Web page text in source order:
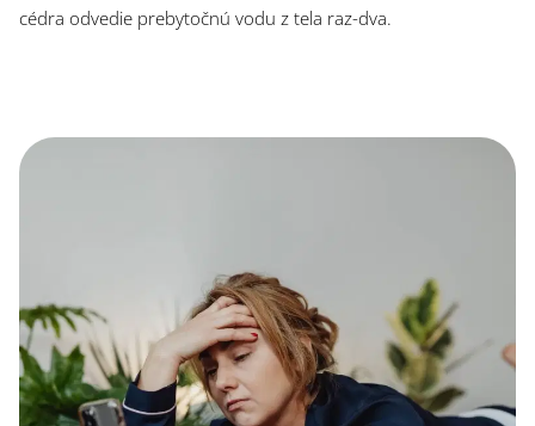
cédra odvedie prebytočnú vodu z tela raz-dva.